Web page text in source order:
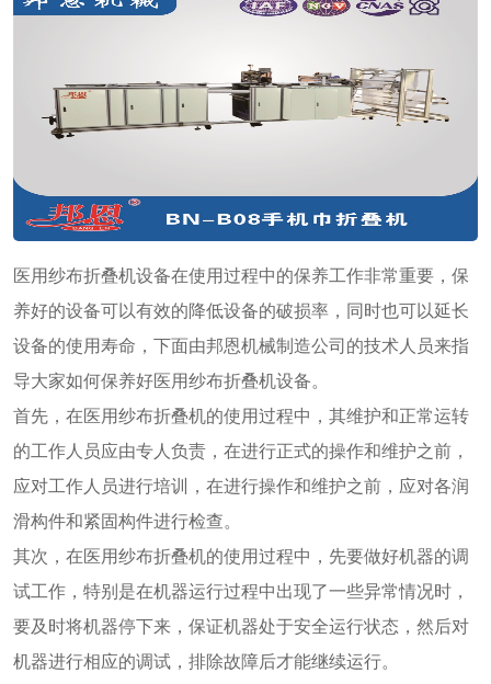
医用纱布折叠机设备在使用过程中的保养工作非常重要，保
养好的设备可以有效的降低设备的破损率，同时也可以延长
设备的使用寿命，下面由邦恩机械制造公司的技术人员来指
导大家如何保养好医用纱布折叠机设备。
首先，在医用纱布折叠机的使用过程中，其维护和正常运转
的工作人员应由专人负责，在进行正式的操作和维护之前，
应对工作人员进行培训，在进行操作和维护之前，应对各润
滑构件和紧固构件进行检查。
其次，在医用纱布折叠机的使用过程中，先要做好机器的调
试工作，特别是在机器运行过程中出现了一些异常情况时，
要及时将机器停下来，保证机器处于安全运行状态，然后对
机器进行相应的调试，排除故障后才能继续运行。